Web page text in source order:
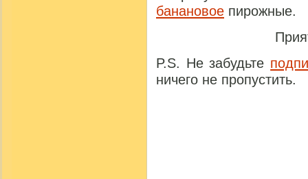
банановое пирожные.
P.S. Не забудьте
ничего не пропустить.